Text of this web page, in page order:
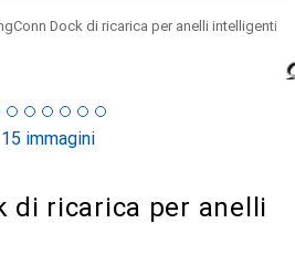
Dock di ricarica per anelli intelligenti
15 immagini
di ricarica per anelli